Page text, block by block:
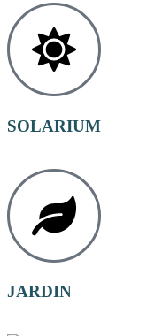
SOLARIUM
JARDIN